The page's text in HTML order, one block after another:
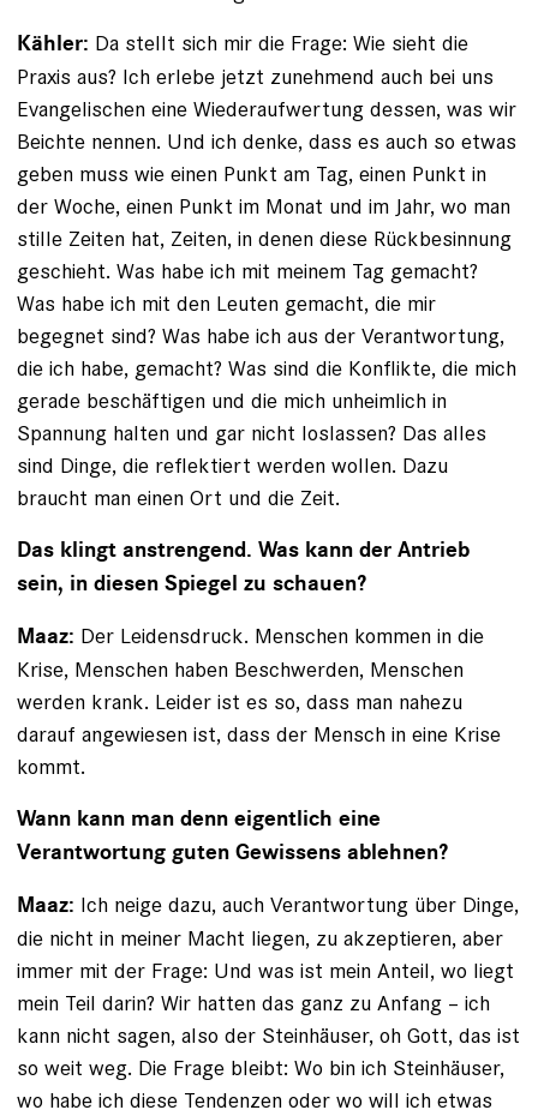
Kähler: Da stellt sich mir die Frage: Wie sieht die
Praxis aus? Ich erlebe jetzt zunehmend auch bei uns
Evangelischen eine Wiederaufwertung dessen, was wir
Beichte nennen. Und ich denke, dass es auch so etwas
geben muss wie einen Punkt am Tag, einen Punkt in
der Woche, einen Punkt im Monat und im Jahr, wo man
stille Zeiten hat, Zeiten, in denen diese Rückbesinnung
geschieht. Was habe ich mit meinem Tag gemacht?
Was habe ich mit den Leuten gemacht, die mir
begegnet sind? Was habe ich aus der Verantwortung,
die ich habe, gemacht? Was sind die Konflikte, die mich
gerade beschäftigen und die mich unheimlich in
Spannung halten und gar nicht loslassen? Das alles
sind Dinge, die reflektiert werden wollen. Dazu
braucht man einen Ort und die Zeit.
Das klingt anstrengend. Was kann der Antrieb
sein, in diesen Spiegel zu schauen?
Maaz: Der Leidensdruck. Menschen kommen in die
Krise, Menschen haben Beschwerden, Menschen
werden krank. Leider ist es so, dass man nahezu
darauf angewiesen ist, dass der Mensch in eine Krise
kommt.
Wann kann man denn eigentlich eine
Verantwortung guten Gewissens ablehnen?
Maaz: Ich neige dazu, auch Verantwortung über Dinge,
die nicht in meiner Macht liegen, zu akzeptieren, aber
immer mit der Frage: Und was ist mein Anteil, wo liegt
mein Teil darin? Wir hatten das ganz zu Anfang – ich
kann nicht sagen, also der Steinhäuser, oh Gott, das ist
so weit weg. Die Frage bleibt: Wo bin ich Steinhäuser,
wo habe ich diese Tendenzen oder wo will ich etwas